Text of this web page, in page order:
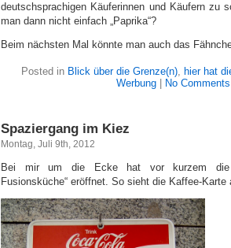
deutschsprachigen Käuferinnen und Käufern zu
man dann nicht einfach „Paprika“?
Beim nächsten Mal könnte man auch das
Posted in Blick über die Grenze(n), hier hat
Werbung
No
Spaziergang im Kiez
Montag, Juli 9th, 2012
Bei mir um die Ecke hat vor kurzem die
Fusionsküche“ eröffnet. So sieht die Kaffee-Karte